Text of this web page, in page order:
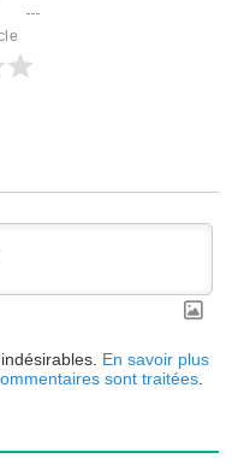
En savoir plus
sont traitées